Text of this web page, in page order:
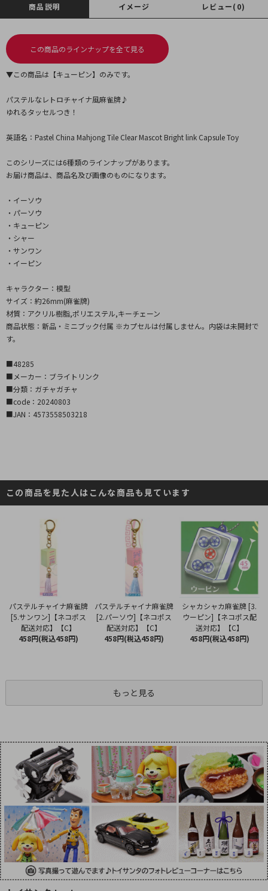
商品説明 イメージ レビュー(0)
この商品のラインナップを全て見る
▼この商品は【キューピン】のみです。
パステルなレトロチャイナ風麻雀牌♪
ゆれるタッセルつき！
英語名：Pastel China Mahjong Tile Clear Mascot Bright link Capsule Toy
このシリーズには6種類のラインナップがあります。
お届け商品は、商品名及び画像のものになります。
・イーソウ
・パーソウ
・キューピン
・シャー
・サンワン
・イーピン
キャラクター：模型
サイズ：約26mm(麻雀牌)
材質：アクリル樹脂,ポリエステル,キーチェーン
商品状態：新品・ミニブック付属 ※カプセルは付属しません。内袋は未開封で
す。
■48285
■メーカー：ブライトリンク
■分類：ガチャガチャ
■code：20240803
■JAN：4573558503218
この商品を見た人はこんな商品も見ています
パステルチャイナ麻雀牌
[5.サンワン]【ネコポス
配送対応】【C】
458円(税込458円)
パステルチャイナ麻雀牌
[2.パーソウ]【ネコポス
配送対応】【C】
458円(税込458円)
シャカシャカ麻雀牌 [3.
ウーピン]【ネコポス配
送対応】【C】
458円(税込458円)
もっと見る